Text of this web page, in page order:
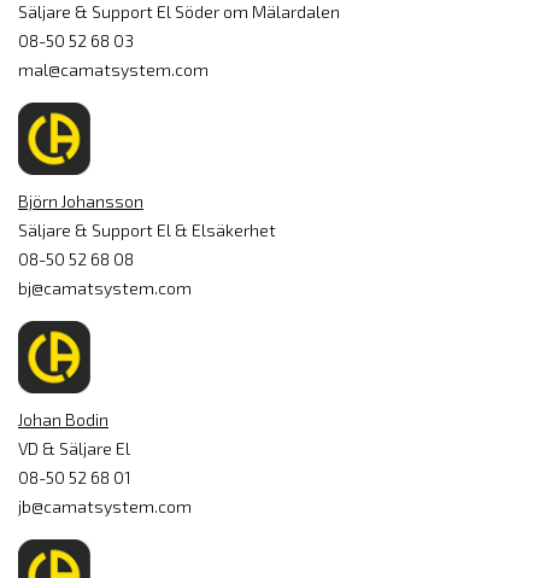
Säljare & Support El Söder om Mälardalen
08-50 52 68 03
mal@camatsystem.com
Björn Johansson
Säljare & Support El & Elsäkerhet
08-50 52 68 08
bj@camatsystem.com
Johan Bodin
VD & Säljare El
08-50 52 68 01
jb@camatsystem.com